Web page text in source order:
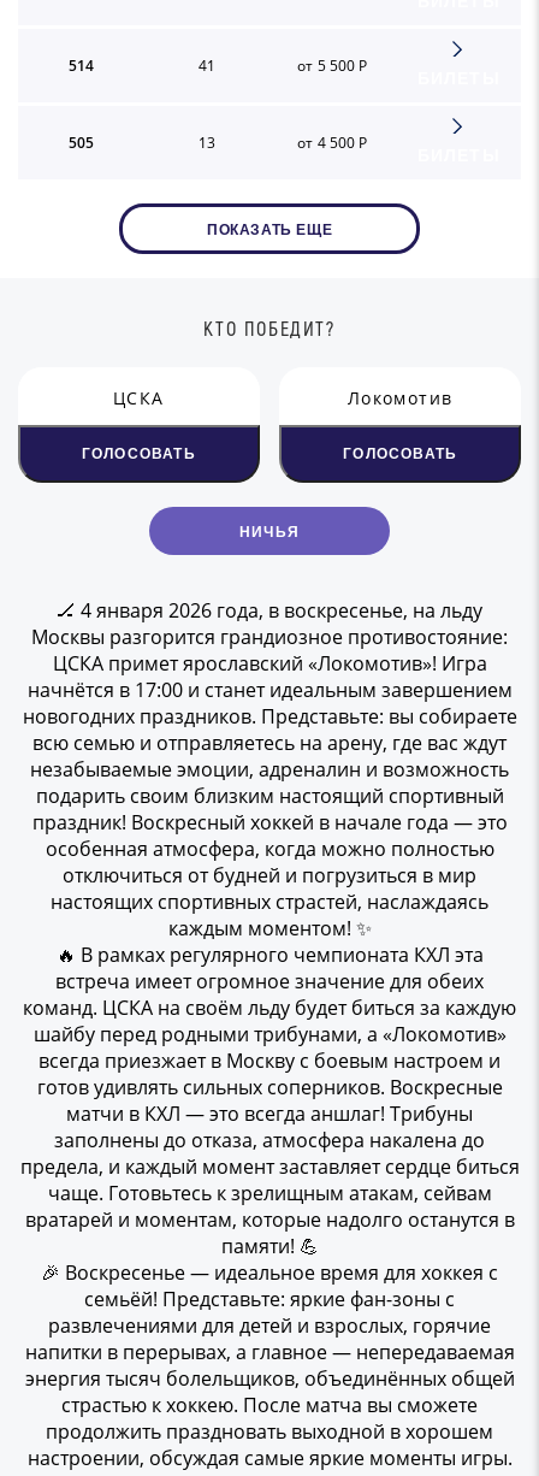
514 41 от 5 500 Р
505 13 от 4 500 Р
ПОКАЗАТЬ ЕЩЕ
КТО ПОБЕДИТ?
ЦСКА
ГОЛОСОВАТЬ
НИЧЬЯ
Локомотив
ГОЛОСОВАТЬ
🏒 4 января 2026 года, в воскресенье, на льду
Москвы разгорится грандиозное противостояние:
ЦСКА примет ярославский «Локомотив»! Игра
начнётся в 17:00 и станет идеальным завершением
новогодних праздников. Представьте: вы собираете
всю семью и отправляетесь на арену, где вас ждут
незабываемые эмоции, адреналин и возможность
подарить своим близким настоящий спортивный
праздник! Воскресный хоккей в начале года — это
особенная атмосфера, когда можно полностью
отключиться от будней и погрузиться в мир
настоящих спортивных страстей, наслаждаясь
каждым моментом! ✨
🔥 В рамках регулярного чемпионата КХЛ эта
встреча имеет огромное значение для обеих
команд. ЦСКА на своём льду будет биться за каждую
шайбу перед родными трибунами, а «Локомотив»
всегда приезжает в Москву с боевым настроем и
готов удивлять сильных соперников. Воскресные
матчи в КХЛ — это всегда аншлаг! Трибуны
заполнены до отказа, атмосфера накалена до
предела, и каждый момент заставляет сердце биться
чаще. Готовьтесь к зрелищным атакам, сейвам
вратарей и моментам, которые надолго останутся в
памяти! 💪
🎉 Воскресенье — идеальное время для хоккея с
семьёй! Представьте: яркие фан-зоны с
развлечениями для детей и взрослых, горячие
напитки в перерывах, а главное — непередаваемая
энергия тысяч болельщиков, объединённых общей
страстью к хоккею. После матча вы сможете
продолжить праздновать выходной в хорошем
настроении, обсуждая самые яркие моменты игры.